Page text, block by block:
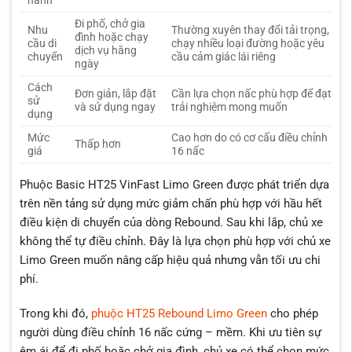
Nhu
cầu di
chuyển
Đi phố, chở gia
đình hoặc chạy
dịch vụ hằng
ngày
Thường xuyên thay đổi tải trọng,
chạy nhiều loại đường hoặc yêu
cầu cảm giác lái riêng
Cách
sử
dụng
Đơn giản, lắp đặt
và sử dụng ngay
Cần lựa chọn nấc phù hợp để đạt
trải nghiệm mong muốn
Mức
giá
Thấp hơn
Cao hơn do có cơ cấu điều chỉnh
16 nấc
Phuộc Basic HT25 VinFast Limo Green được phát triển dựa
trên nền tảng sử dụng mức giảm chấn phù hợp với hầu hết
điều kiện di chuyển của dòng Rebound. Sau khi lắp, chủ xe
không thể tự điều chỉnh. Đây là lựa chọn phù hợp với chủ xe
Limo Green muốn nâng cấp hiệu quả nhưng vẫn tối ưu chi
phí.
Trong khi đó, phuộc HT25 Rebound Limo Greencho phép
người dùng điều chỉnh 16 nấc cứng – mềm. Khi ưu tiên sự